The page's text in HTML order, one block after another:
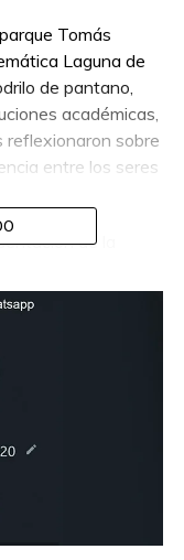
Tomás
Laguna de
de pantano,
académicas,
reflexionaron sobre
entre los seres
de la
Miguel
surge del
por tomar en
en las políticas
“Municipio
ambiente” del
de la
(UJAT),